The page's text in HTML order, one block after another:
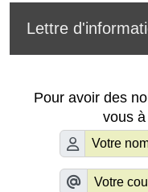
Lettre
Pour avoir des
vous